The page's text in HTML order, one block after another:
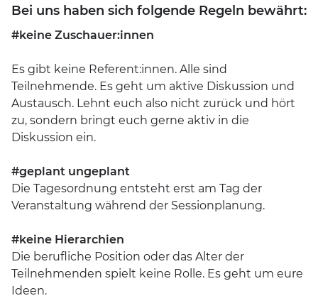
Bei uns haben sich folgende Regeln bewährt:
#keine Zuschauer:innen
Es gibt keine Referent:innen. Alle sind
Teilnehmende. Es geht um aktive Diskussion und
Austausch. Lehnt euch also nicht zurück und hört
zu, sondern bringt euch gerne aktiv in die
Diskussion ein.
#geplant ungeplant
Die Tagesordnung entsteht erst am Tag der
Veranstaltung während der Sessionplanung.
#keine Hierarchien
Die berufliche Position oder das Alter der
Teilnehmenden spielt keine Rolle. Es geht um eure
Ideen.